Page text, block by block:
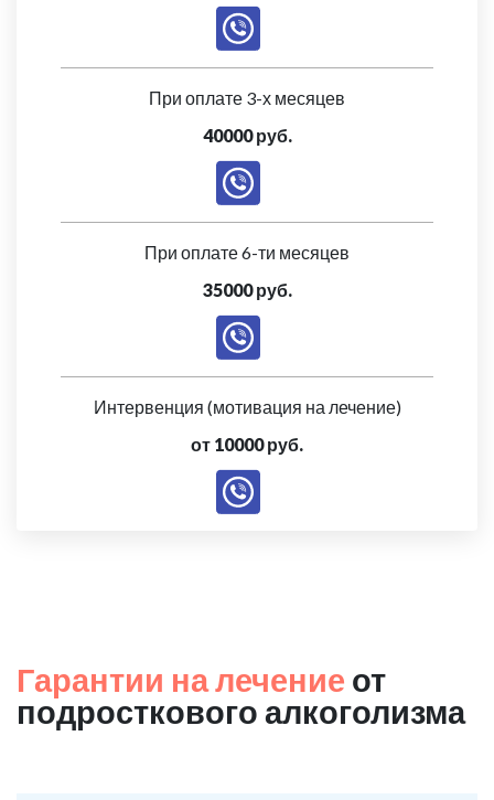
При оплате 3-х месяцев
40000 руб.
При оплате 6-ти месяцев
35000 руб.
Интервенция (мотивация на лечение)
от 10000 руб.
Гарантии на лечение от
подросткового алкоголизма